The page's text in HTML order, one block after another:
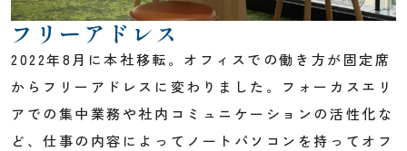
フリーアドレス
2022年8月に本社移転。オフィスでの働き方が固定席
からフリーアドレスに変わりました。フォーカスエリ
アでの集中業務や社内コミュニケーションの活性化な
ど、仕事の内容によってノートパソコンを持ってオフ